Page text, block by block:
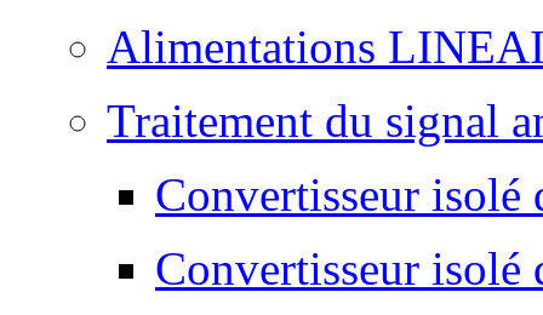
Alimentations
Traitement du signal
Convertisseur isolé
Convertisseur isolé